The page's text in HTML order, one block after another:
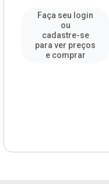
Faça seu login
ou
cadastre-se
para ver preços
e comprar